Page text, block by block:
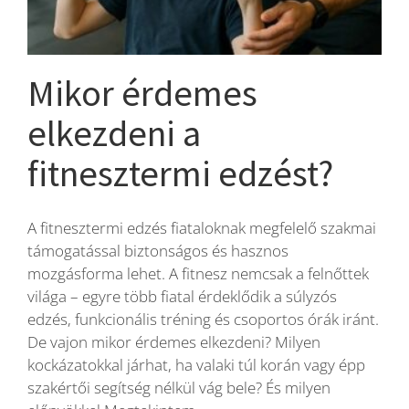
Wellness
Rólunk
Kapcsolat
Karrier
Mikor érdemes
elkezdeni a
fitnesztermi edzést?
A fitnesztermi edzés fiataloknak megfelelő szakmai
támogatással biztonságos és hasznos
mozgásforma lehet. A fitnesz nemcsak a felnőttek
világa – egyre több fiatal érdeklődik a súlyzós
edzés, funkcionális tréning és csoportos órák iránt.
De vajon mikor érdemes elkezdeni? Milyen
kockázatokkal járhat, ha valaki túl korán vagy épp
szakértői segítség nélkül vág bele? És milyen